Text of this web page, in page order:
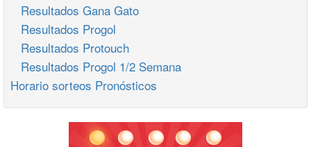
Resultados Gana Gato
Resultados Progol
Resultados Protouch
Resultados Progol 1/2 Semana
Horario sorteos Pronósticos